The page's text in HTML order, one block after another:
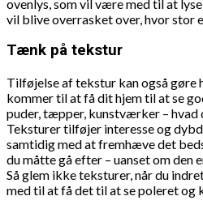
ovenlys, som vil være med til at
vil blive overrasket over, hvor stor
Tænk på tekstur
Tilføjelse af tekstur kan også gøre
kommer til at få dit hjem til at se
puder, tæpper, kunstværker – hvad
Teksturer tilføjer interesse og
samtidig med at fremhæve det
du måtte gå efter – uanset om den
Så glem ikke teksturer, når du
med til at få det til at se poleret og